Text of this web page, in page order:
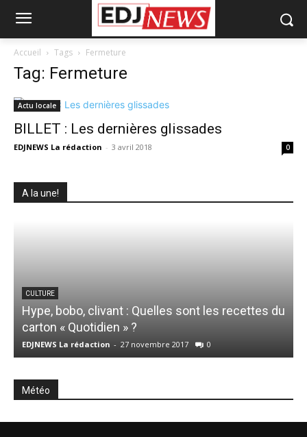
Accueil Tags Fermeture
Tag: Fermeture
Actu locale
BILLET : Les dernières glissades
EDJNEWS La rédaction - 3 avril 2018 0
A la une!
CULTURE
Hype, bobo, clivant : Quelles sont les recettes du
carton « Quotidien » ?
EDJNEWS La rédaction - 27 novembre 2017 0
Météo